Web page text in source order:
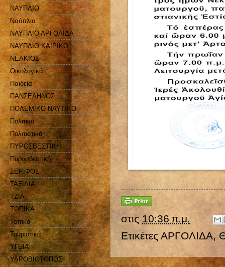
στις 10:36 π.μ.
Ετικέτες ΑΡΓΟΛΙΔΑ,
ΝΑΥΠΛΙΟ
Ναύπλιο
ΝΑΥΠΛΙΟ ΑΡΓΟΛΙΔΑ
ΝΑΥΠΛΙΟ ΚΑΙΡΙΚΟ
ΝΕΑΚΙΟΣ
Οικολογικά
Παιδεία
ΠΑΝΣΕΛΗΝΟΣ
ΠΟΛΕΜΙΚΟ ΝΑΥΤΙΚΟ
Πολιτικά
Πολιτιστικά
ΠΥΡΟΣΒΕΣΤΙΚΗ
Πυροσβεστική
ΣΕΡΙΦΟΣ
ΤΑΞΙΔΙΑ
ΤΖΙΑ
ΤΟΠΙΚΑ
Τοπικά
Τουριστικά
ΥΓΕΙΑ
ΥΔΡΟΒΙΟΤΟΠΟΣ